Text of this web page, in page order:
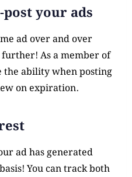
your ads
ad over and over
As a member of
the ability when posting
on expiration.
ad has generated
You can track both